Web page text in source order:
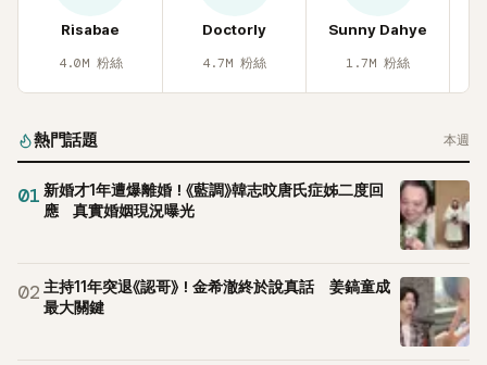
Risabae
4.0M 粉絲
Doctorly
4.7M 粉絲
Sunny Dahye
1.7M 粉絲
熱門話題 本週
01 新婚才1年遭爆離婚！《藍調》韓志旼唐氏症姊二度回
應 真實婚姻現況曝光
02 主持11年突退《認哥》！金希澈終於說真話 姜鎬童成
最大關鍵